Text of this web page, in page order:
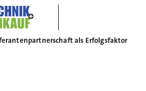
als Erfolgsfaktor